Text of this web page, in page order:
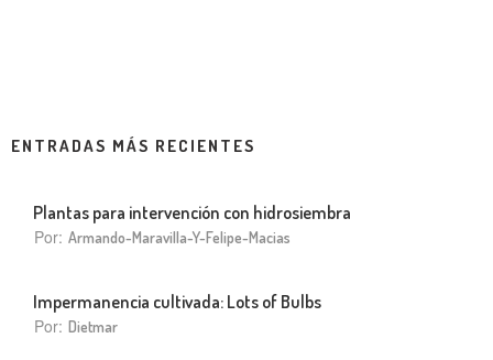
ENTRADAS MÁS RECIENTES
Plantas para intervención con hidrosiembra
Por: Armando-Maravilla-Y-Felipe-Macias
Impermanencia cultivada: Lots of Bulbs
Por: Dietmar